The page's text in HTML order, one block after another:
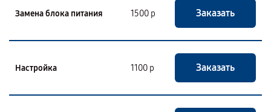
Замена блока питания 1500 р Заказать
Настройка 1100 р Заказать